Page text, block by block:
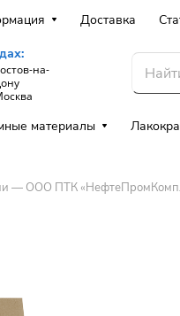
Доставка
на-
материалы
— ООО ПТК